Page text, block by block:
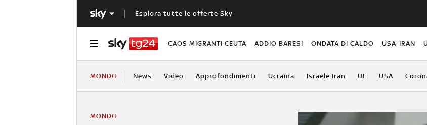
Esplora tutte le offerte Sky
CAOS MIGRANTI CEUTA ADDIO BARESI ONDATA DI CALDO USA-IRAN
MONDO News Video Approfondimenti Ucraina Israele Iran UE USA
MONDO